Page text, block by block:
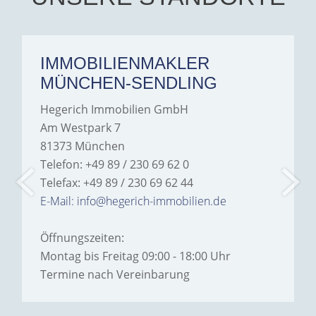
IMMOBILIENMAKLER
MÜNCHEN-SENDLING
Hegerich Immobilien GmbH
Am Westpark 7
81373 München
Telefon: +49 89 / 230 69 62 0
Telefax: +49 89 / 230 69 62 44
E-Mail: info@hegerich-immobilien.de
Öffnungszeiten:
Montag bis Freitag 09:00 - 18:00 Uhr
Termine nach Vereinbarung